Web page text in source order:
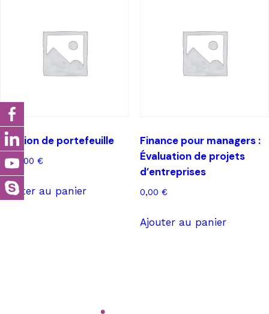
Gestion de portefeuille
1.200,00 €
Ajouter au panier
Finance pour managers :
Évaluation de projets
d’entreprises
0,00 €
Ajouter au panier